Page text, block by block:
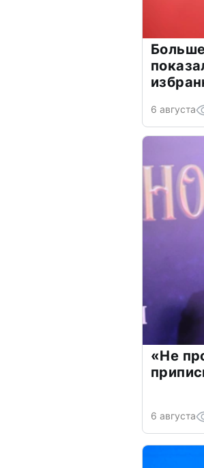
6 августа
«Не
6 августа